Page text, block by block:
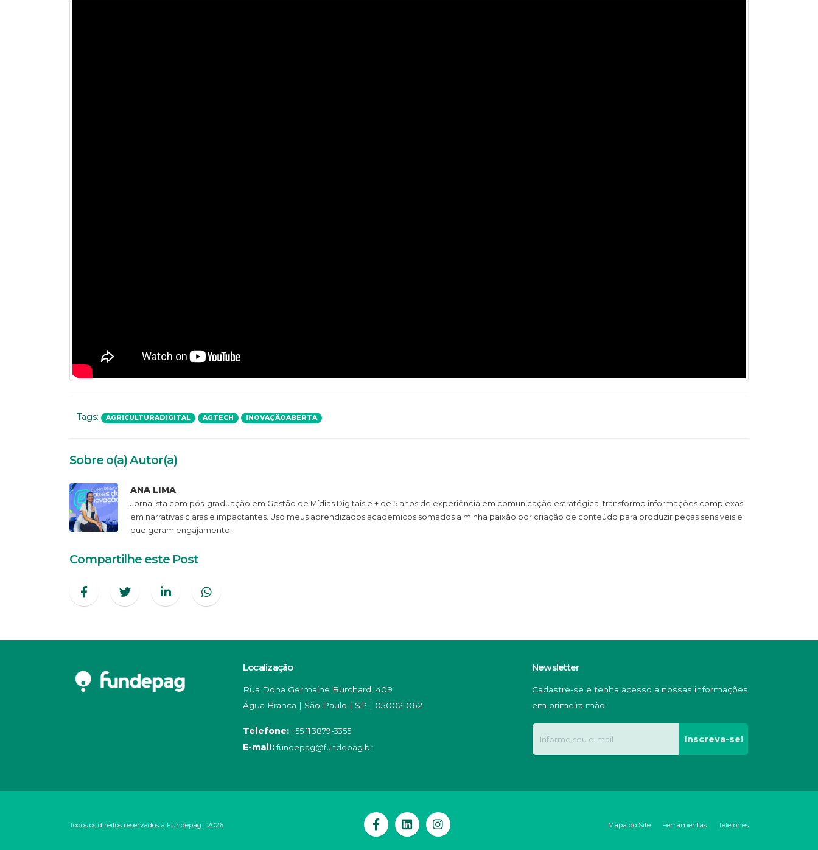
Tags: AGRICULTURADIGITAL AGTECH INOVAÇÃOABERTA
Sobre o(a) Autor(a)
ANA LIMA
Jornalista com pós-graduação em Gestão de Mídias Digitais e + de 5 anos de experiência em comunicação estratégica, transformo informações complexas
em narrativas claras e impactantes. Uso meus aprendizados academicos somados a minha paixão por criação de conteúdo para produzir peças sensiveis e
que geram engajamento.
Compartilhe este Post
Localização
Rua Dona Germaine Burchard, 409
Água Branca | São Paulo | SP | 05002-062
Telefone: +55 11 3879-3355
E-mail:fundepag@fundepag.br
Newsletter
Cadastre-se e tenha acesso a nossas informações
em primeira mão!
Inscreva-se!
Todos os direitos reservados à Fundepag | 2026 Mapa do Site Ferramentas Telefones